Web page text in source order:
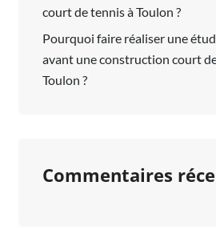
court de tennis à Toulon ?
Pourquoi faire réaliser une
avant une construction court
Toulon ?
Commentaires